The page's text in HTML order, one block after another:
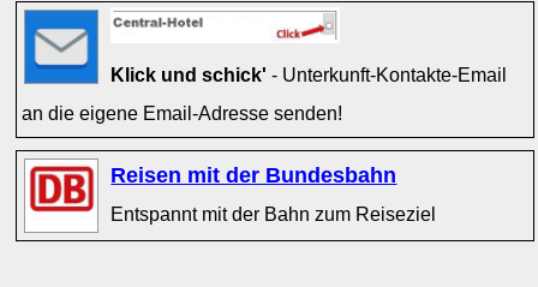
Klick und schick' - Unterkunft-Kontakte-Email
an die eigene Email-Adresse senden!
Reisen mit der Bundesbahn
Entspannt mit der Bahn zum Reiseziel